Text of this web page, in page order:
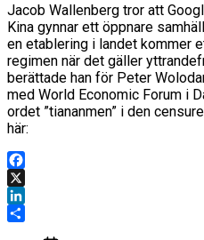
Jacob Wallenberg tror att
Kina gynnar ett öppnare
en etablering i landet kommer
regimen när det gäller
berättade han för Peter
med World Economic Forum i
ordet ”tiananmen” i den
här:
Facebook
X
LinkedIn